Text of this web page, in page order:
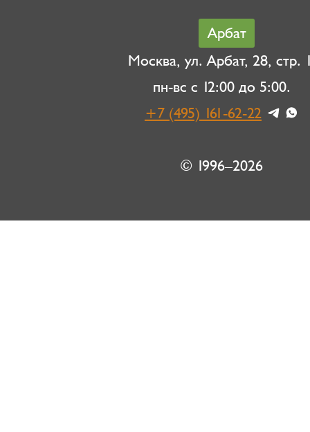
Арбат
Москва, ул. Арбат, 28, стр.
пн-вс с 12:00 до 5:00.
+7 (495) 161-62-22
© 1996–2026